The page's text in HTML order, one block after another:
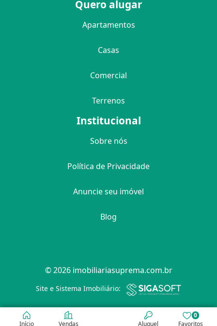
Filtro
Quero alugar
Apartamentos
Casas
Comercial
Terrenos
Institucional
Sobre nós
Política de Privacidade
Anuncie seu imóvel
Blog
© 2026 imobiliariasuprema.com.br
Site e Sistema Imobiliário:
Início Vendas Aluguel
0
Favoritos